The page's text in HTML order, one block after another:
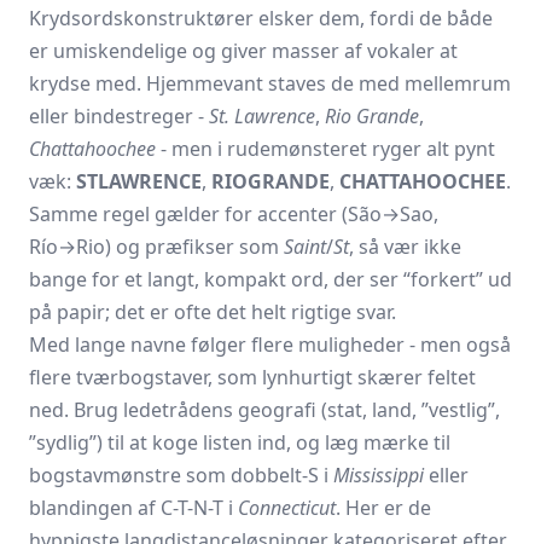
Krydsordskonstruktører elsker dem, fordi de både
er umiskendelige og giver masser af vokaler at
krydse med. Hjemmevant staves de med mellemrum
eller bindestreger -St. Lawrence, Rio Grande,
Chattahoochee- men i rudemønsteret ryger alt pynt
væk: STLAWRENCE, RIOGRANDE, CHATTAHOOCHEE.
Samme regel gælder for accenter (São→Sao,
Río→Rio) og præfikser som Saint/St, så vær ikke
bange for et langt, kompakt ord, der ser “forkert” ud
på papir; det er ofte det helt rigtige svar.
Med lange navne følger flere muligheder - men også
flere tværbogstaver, som lynhurtigt skærer feltet
ned. Brug ledetrådens geografi (stat, land, ”vestlig”,
”sydlig”) til at koge listen ind, og læg mærke til
bogstavmønstre som dobbelt-S i Mississippieller
blandingen af C-T-N-T i Connecticut. Her er de